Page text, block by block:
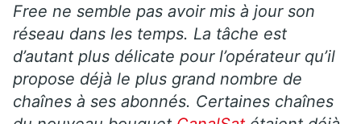
Free ne semble pas avoir mis à jour son
réseau dans les temps. La tâche est
d’autant plus délicate pour l’opérateur qu’il
propose déjà le plus grand nombre de
chaînes à ses abonnés. Certaines chaînes